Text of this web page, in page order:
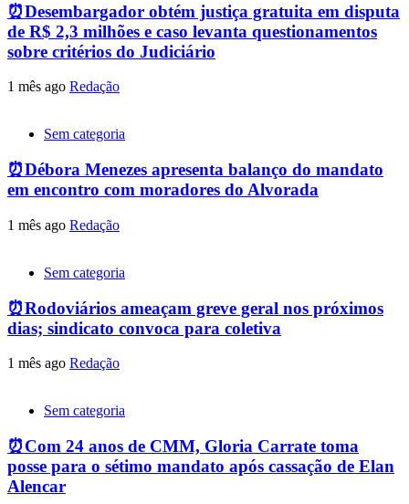
⏰Desembargador obtém justiça gratuita em disputa
de R$ 2,3 milhões e caso levanta questionamentos
sobre critérios do Judiciário
1 mês ago Redação
Sem categoria
⏰Débora Menezes apresenta balanço do mandato
em encontro com moradores do Alvorada
1 mês ago Redação
Sem categoria
⏰Rodoviários ameaçam greve geral nos próximos
dias; sindicato convoca para coletiva
1 mês ago Redação
Sem categoria
⏰Com 24 anos de CMM, Gloria Carrate toma
posse para o sétimo mandato após cassação de Elan
Alencar